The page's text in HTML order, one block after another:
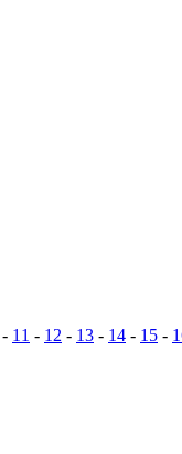
- 11 - 12 - 13 - 14 - 15 -